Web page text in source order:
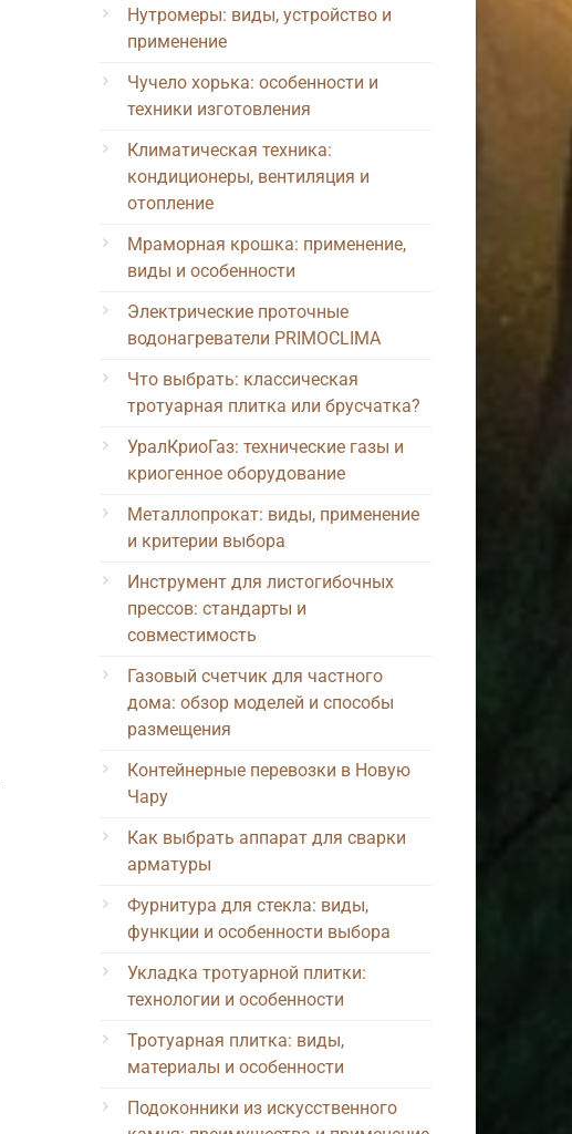
Нутромеры: виды, устройство и
применение
Чучело хорька: особенности и
техники изготовления
Климатическая техника:
кондиционеры, вентиляция и
отопление
Мраморная крошка: применение,
виды и особенности
Электрические проточные
водонагреватели PRIMOCLIMA
Что выбрать: классическая
тротуарная плитка или брусчатка?
УралКриоГаз: технические газы и
криогенное оборудование
Металлопрокат: виды, применение
и критерии выбора
Инструмент для листогибочных
прессов: стандарты и
совместимость
Газовый счетчик для частного
дома: обзор моделей и способы
размещения
Контейнерные перевозки в Новую
Чару
Как выбрать аппарат для сварки
арматуры
Фурнитура для стекла: виды,
функции и особенности выбора
Укладка тротуарной плитки:
технологии и особенности
Тротуарная плитка: виды,
материалы и особенности
Подоконники из искусственного